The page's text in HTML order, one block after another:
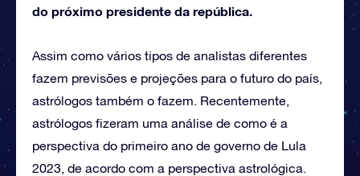
do próximo presidente da república.
Assim como vários tipos de analistas diferentes
fazem previsões e projeções para o futuro do país,
astrólogos também o fazem. Recentemente,
astrólogos fizeram uma análise de como é a
perspectiva do primeiro ano de governo de Lula
2023, de acordo com a perspectiva astrológica.